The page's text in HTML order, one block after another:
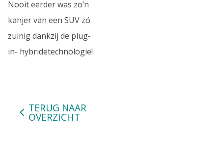
Nooit eerder was zo’n
kanjer van een SUV zó
zuinig dankzij de plug-
in- hybridetechnologie!
TERUG NAAR
OVERZICHT